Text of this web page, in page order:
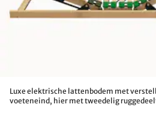
Luxe elektrische lattenbodem met
voeteneind, hier met tweedelig